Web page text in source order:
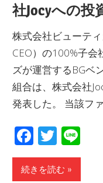
社Jocyへの投
株式会社ビューテ
CEO）の100%子会
ズが運営するBGベ
組合は、株式会社
発表した。 当該フ
Facebook
Twitter
続きを読む